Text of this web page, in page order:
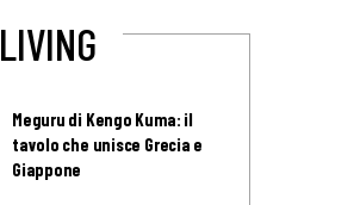
LIVING
Meguru di Kengo Kuma: il
tavolo che unisce Grecia e
Giappone